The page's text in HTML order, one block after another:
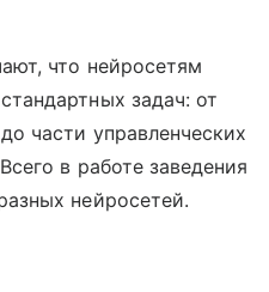
что нейросетям
задач: от
части управленческих
в работе заведения
нейросетей.